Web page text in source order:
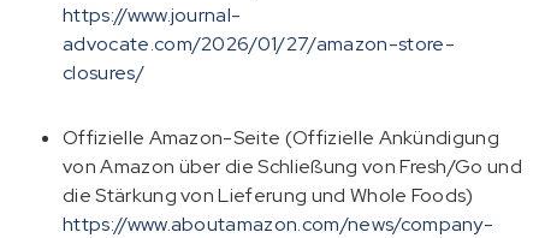
https://www.journal-
advocate.com/2026/01/27/amazon-store-
closures/
Offizielle Amazon-Seite (Offizielle Ankündigung
von Amazon über die Schließung von Fresh/Go und
die Stärkung von Lieferung und Whole Foods)
https://www.aboutamazon.com/news/company-